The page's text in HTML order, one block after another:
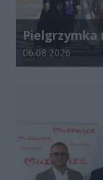
Pielgrzymka
Data dodania
06.08.2026